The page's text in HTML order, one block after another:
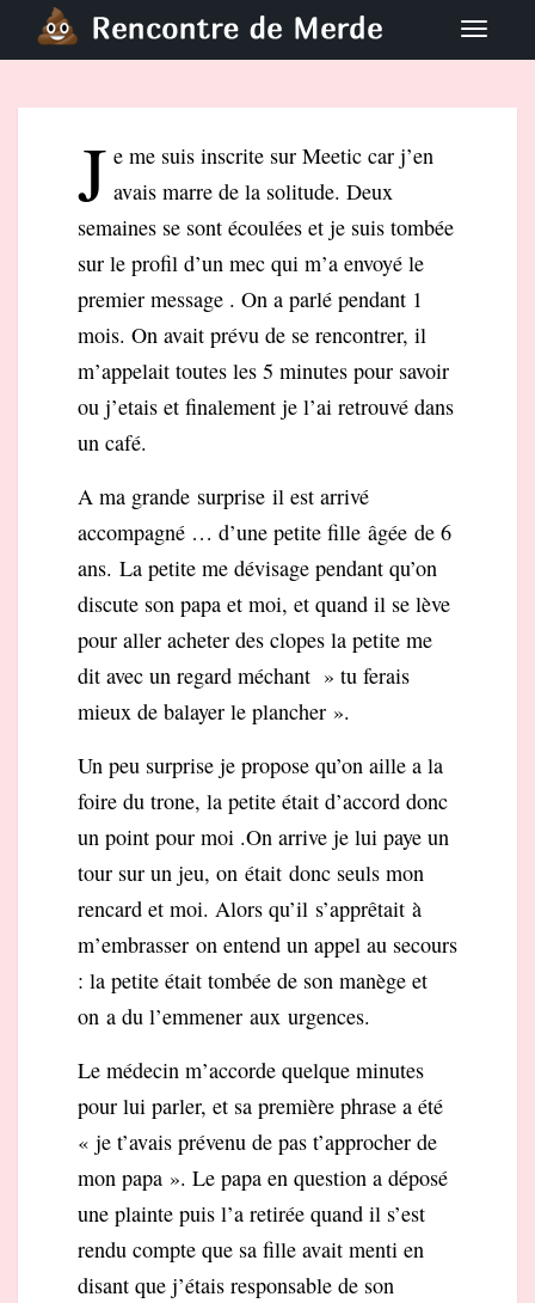
J e me suis inscrite sur Meetic car j’en
avais marre de la solitude. Deux
semaines se sont écoulées et je suis tombée
sur le profil d’un mec qui m’a envoyé le
premier message . On a parlé pendant 1
mois. On avait prévu de se rencontrer, il
m’appelait toutes les 5 minutes pour savoir
ou j’etais et finalement je l’ai retrouvé dans
un café.
A ma grande surprise il est arrivé
accompagné … d’une petite fille âgée de 6
ans. La petite me dévisage pendant qu’on
discute son papa et moi, et quand il se lève
pour aller acheter des clopes la petite me
dit avec un regard méchant » tu ferais
mieux de balayer le plancher ».
Un peu surprise je propose qu’on aille a la
foire du trone, la petite était d’accord donc
un point pour moi .On arrive je lui paye un
tour sur un jeu, on était donc seuls mon
rencard et moi. Alors qu’il s’apprêtait à
m’embrasser on entend un appel au secours
: la petite était tombée de son manège et
on a du l’emmener aux urgences.
Le médecin m’accorde quelque minutes
pour lui parler, et sa première phrase a été
« je t’avais prévenu de pas t’approcher de
mon papa ». Le papa en question a déposé
une plainte puis l’a retirée quand il s’est
rendu compte que sa fille avait menti en
disant que j’étais responsable de son